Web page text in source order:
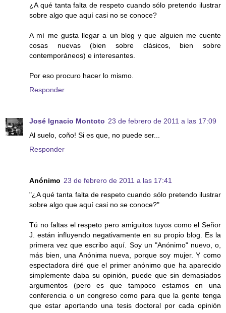
¿A qué tanta falta de respeto cuando sólo pretendo ilustrar
sobre algo que aquí casi no se conoce?
A mí me gusta llegar a un blog y que alguien me cuente
cosas nuevas (bien sobre clásicos, bien sobre
contemporáneos) e interesantes.
Por eso procuro hacer lo mismo.
Responder
José Ignacio Montoto 23 de febrero de 2011 a las 17:09
Al suelo, coño! Si es que, no puede ser...
Responder
Anónimo 23 de febrero de 2011 a las 17:41
"¿A qué tanta falta de respeto cuando sólo pretendo ilustrar
sobre algo que aquí casi no se conoce?"
Tú no faltas el respeto pero amiguitos tuyos como el Señor
J. están influyendo negativamente en su propio blog. Es la
primera vez que escribo aquí. Soy un "Anónimo" nuevo, o,
más bien, una Anónima nueva, porque soy mujer. Y como
espectadora diré que el primer anónimo que ha aparecido
simplemente daba su opinión, puede que sin demasiados
argumentos (pero es que tampoco estamos en una
conferencia o un congreso como para que la gente tenga
que estar aportando una tesis doctoral por cada opinión